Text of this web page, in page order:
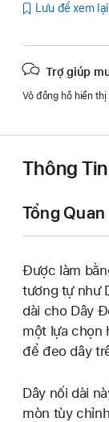
Lưu để xem
Trợ giúp
Vỏ đồng hồ hiển
Thông
Tổng Quan
Được làm
tương tự như
dài cho Dây
một lựa chọn
để đeo dây
Dây nối dài
mòn tùy